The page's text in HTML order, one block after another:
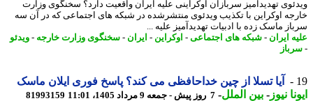
تهدیدآمیز سربازان اوکراینی علیه ایران واقعیت دارد؟ سخنگوی وزارت
اوکراین با تکذیب ویدئوی منتشرشده در شبکه های اجتماعی که در آن سه
ماسک زده با ادبیات تهدیدآمیز علیه ...
ایران - شبکه های اجتماعی-اوکراین- ایران - سخنگوی وزارت خارجه-ویدئو
آیا تسلا از چین خداحافظی می کند؟ پاسخ فوری ایلان ماسک
نیوز-بین الملل-7 روز پیش - جمعه 9 مرداد 1405، 11:01 81993159